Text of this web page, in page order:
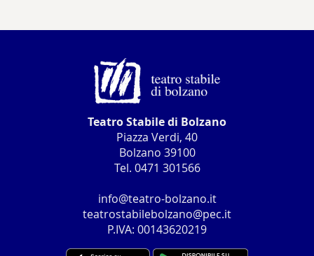
Teatro Stabile di Bolzano
Piazza Verdi, 40
Bolzano 39100
Tel. 0471 301566
info@teatro-bolzano.it
teatrostabilebolzano@pec.it
P.IVA: 00143620219